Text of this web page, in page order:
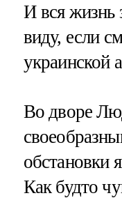
И вся жизнь
виду, если
украинской
Во дворе
обстановки
Как будто